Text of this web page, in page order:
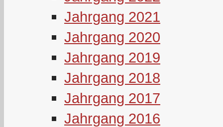
Jahrgang 2021
Jahrgang 2020
Jahrgang 2019
Jahrgang 2018
Jahrgang 2017
Jahrgang 2016